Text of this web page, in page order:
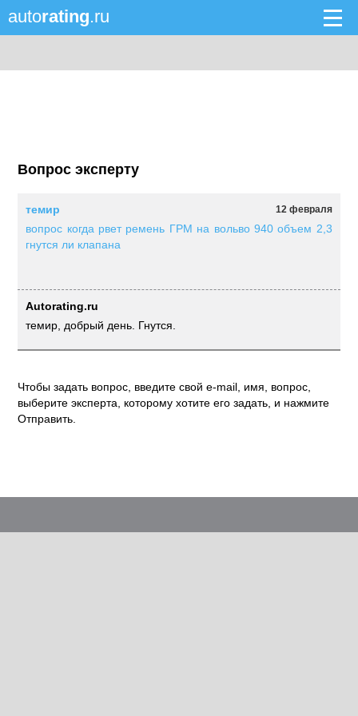
autorating.ru
Вопрос эксперту
12 февраля
темир
вопрос когда рвет ремень ГРМ на вольво 940 объем 2,3
гнутся ли клапана
Autorating.ru
темир, добрый день. Гнутся.
Чтобы задать вопрос, введите свой e-mail, имя, вопрос,
выберите эксперта, которому хотите его задать, и нажмите
Отправить.